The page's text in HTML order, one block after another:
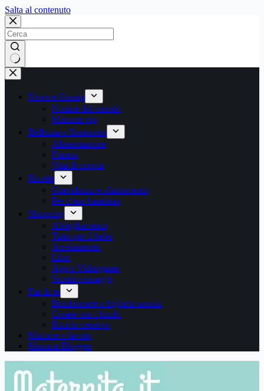
Salta al contenutoSalta
contenuto
Nessun
risultato
News e Gossip
Notizie dal mondo
Mamme vip
Bellezza e Benessere
Alimentazione
Fitness
Vita di coppia
Ricette
Gravidanza e allattamento
Per il tuo bambino
Shopping
Abbigliamento
Tutto per il bebè
Arredamento
Libri
App e Videogame
Sconti e omaggi
Fai da te
Bomboniere e biglietti nascita
Creare con i bimbi
Riciclo creativo
Mamme e lavoro
Mamme Blogger